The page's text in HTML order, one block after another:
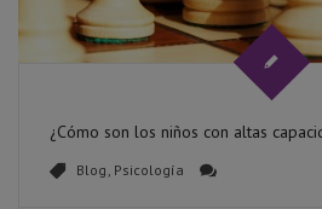
¿Cómo son los niños con altas
Blog, Psicología